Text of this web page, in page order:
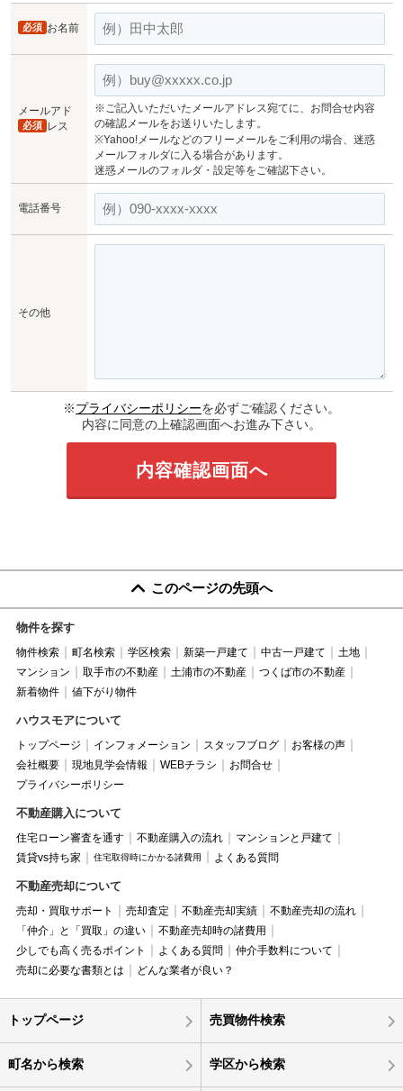
お名前
必須
メールアド
レス
必須
※ご記入いただいたメールアドレス宛てに、お問合せ内容
の確認メールをお送りいたします。
※Yahoo!メールなどのフリーメールをご利用の場合、迷惑
メールフォルダに入る場合があります。
迷惑メールのフォルダ・設定等をご確認下さい。
電話番号
その他
※プライバシーポリシーを必ずご確認ください。
内容に同意の上確認画面へお進み下さい。
このページの先頭へ
物件を探す
物件検索 町名検索 学区検索 新築一戸建て 中古一戸建て
土地
マンション
取手市の不動産 土浦市の不動産
つくば市の不動産
新着物件
値下がり物件
ハウスモアについて
トップページ インフォメーション スタッフブログ
お客様の声
会社概要
現地見学会情報 WEBチラシ
お問合せ
プライバシーポリシー
不動産購入について
住宅ローン審査を通す 不動産購入の流れ
マンションと戸建て
賃貸vs持ち家
住宅取得時にかかる諸費用 よくある質問
不動産売却について
売却・買取サポート 売却査定 不動産売却実績
不動産売却の流れ
「仲介」と「買取」の違い
不動産売却時の諸費用
少しでも高く売るポイント
よくある質問
仲介手数料について
売却に必要な書類とは
どんな業者が良い？
トップページ 売買物件検索
町名から検索 学区から検索